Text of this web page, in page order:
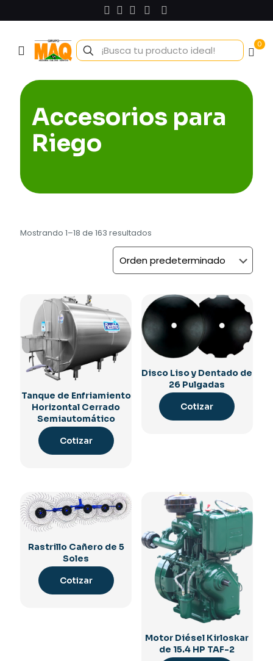
0
Accesorios para
Riego
Mostrando 1–18 de 163 resultados
Tanque de Enfriamiento
Horizontal Cerrado
Semiautomático
Cotizar
Disco Liso y Dentado de
26 Pulgadas
Cotizar
Rastrillo Cañero de 5
Soles
Cotizar
Motor Diésel Kirloskar
de 15.4 HP TAF-2